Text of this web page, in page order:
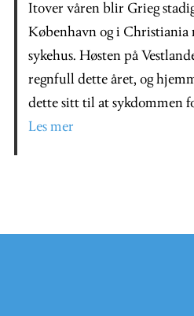
Itover våren blir Grieg
København og i Christiania
sykehus. Høsten på
regnfull dette året, og
dette sitt til at sykdommen
Les mer